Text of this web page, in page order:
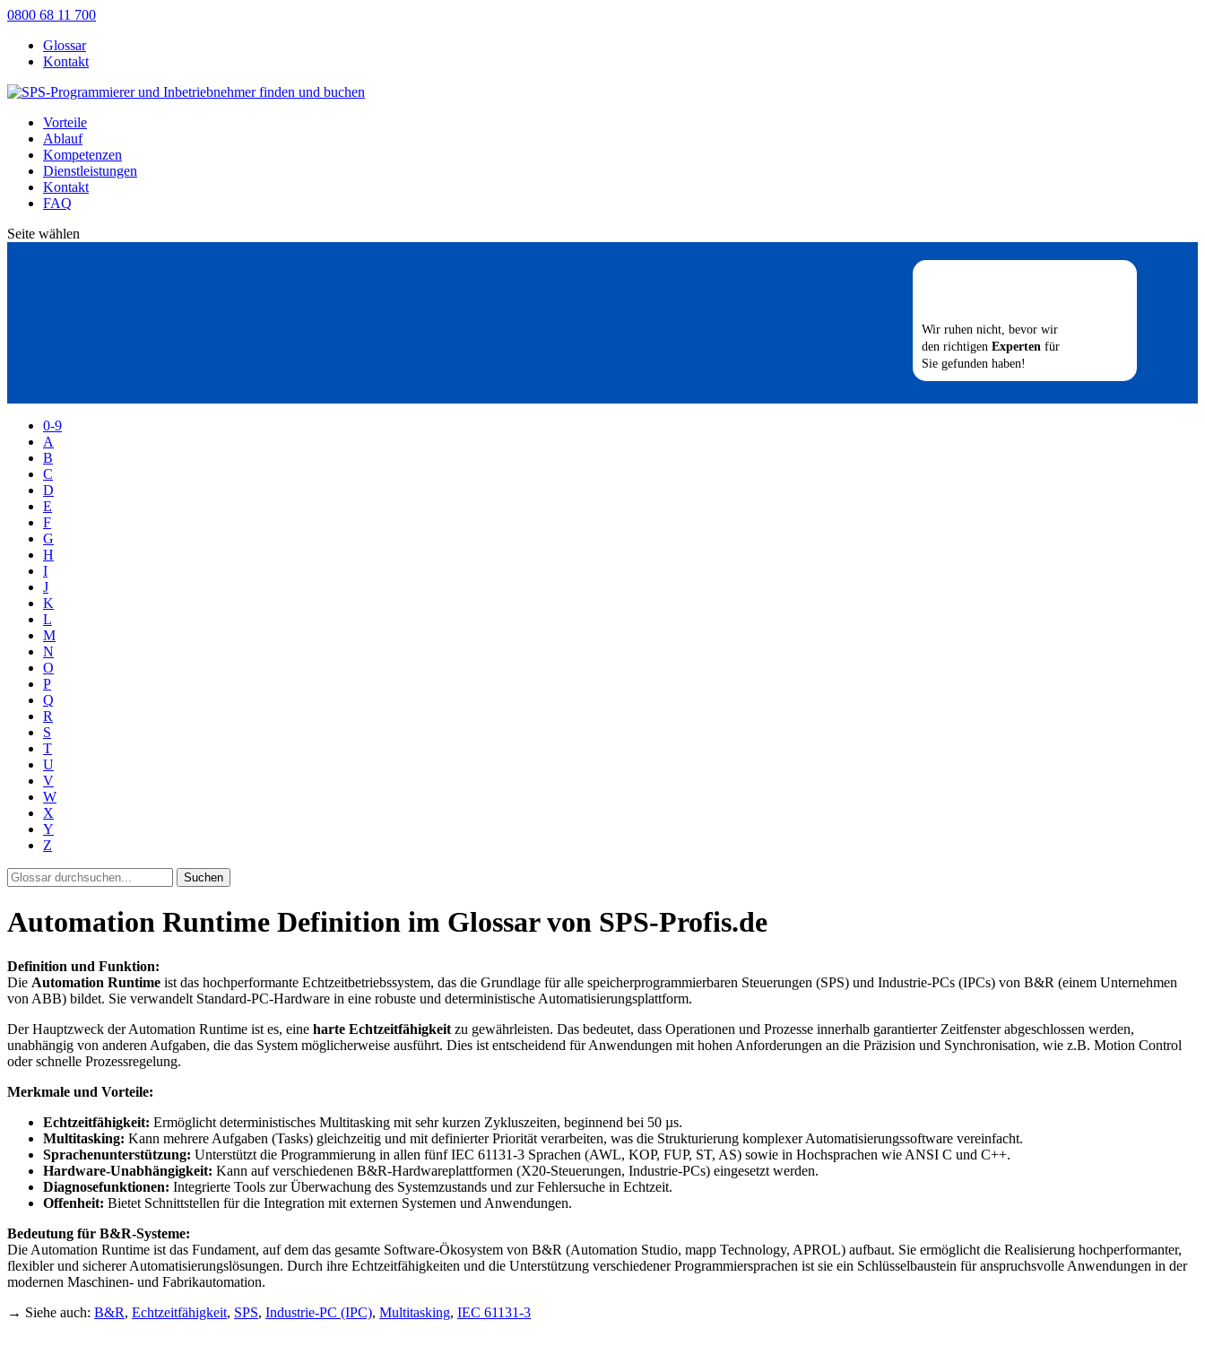
0800 68 11 700
Glossar
Kontakt
Vorteile
Ablauf
Kompetenzen
Dienstleistungen
Kontakt
FAQ
Seite wählen
Wir ruhen nicht, bevor wir
den richtigen Experten für
Sie gefunden haben!
0-9
A
B
C
D
E
F
G
H
I
J
K
L
M
N
O
P
Q
R
S
T
U
V
W
X
Y
Z
Suchen
Automation Runtime Definition im Glossar von SPS-Profis.de
Definition und Funktion:
Die Automation Runtime ist das hochperformante Echtzeitbetriebssystem, das die Grundlage für alle speicherprogrammierbaren Steuerungen (SPS) und Industrie-PCs (IPCs) von B&R (einem Unternehmen
von ABB) bildet. Sie verwandelt Standard-PC-Hardware in eine robuste und deterministische Automatisierungsplattform.
Der Hauptzweck der Automation Runtime ist es, eine harte Echtzeitfähigkeit zu gewährleisten. Das bedeutet, dass Operationen und Prozesse innerhalb garantierter Zeitfenster abgeschlossen werden,
unabhängig von anderen Aufgaben, die das System möglicherweise ausführt. Dies ist entscheidend für Anwendungen mit hohen Anforderungen an die Präzision und Synchronisation, wie z.B. Motion Control
oder schnelle Prozessregelung.
Merkmale und Vorteile:
Echtzeitfähigkeit: Ermöglicht deterministisches Multitasking mit sehr kurzen Zykluszeiten, beginnend bei 50 µs.
Multitasking: Kann mehrere Aufgaben (Tasks) gleichzeitig und mit definierter Priorität verarbeiten, was die Strukturierung komplexer Automatisierungssoftware vereinfacht.
Sprachenunterstützung: Unterstützt die Programmierung in allen fünf IEC 61131-3 Sprachen (AWL, KOP, FUP, ST, AS) sowie in Hochsprachen wie ANSI C und C++.
Hardware-Unabhängigkeit: Kann auf verschiedenen B&R-Hardwareplattformen (X20-Steuerungen, Industrie-PCs) eingesetzt werden.
Diagnosefunktionen: Integrierte Tools zur Überwachung des Systemzustands und zur Fehlersuche in Echtzeit.
Offenheit: Bietet Schnittstellen für die Integration mit externen Systemen und Anwendungen.
Bedeutung für B&R-Systeme:
Die Automation Runtime ist das Fundament, auf dem das gesamte Software-Ökosystem von B&R (Automation Studio, mapp Technology, APROL) aufbaut. Sie ermöglicht die Realisierung hochperformanter,
flexibler und sicherer Automatisierungslösungen. Durch ihre Echtzeitfähigkeiten und die Unterstützung verschiedener Programmiersprachen ist sie ein Schlüsselbaustein für anspruchsvolle Anwendungen in der
modernen Maschinen- und Fabrikautomation.
→ Siehe auch: B&R, Echtzeitfähigkeit, SPS, Industrie-PC (IPC), Multitasking, IEC 61131-3